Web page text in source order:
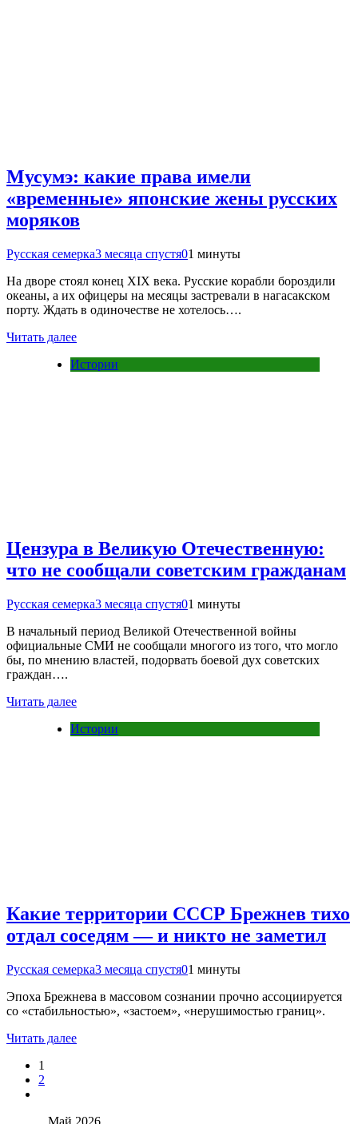
Мусумэ: какие права имели
«временные» японские жены русских
моряков
Русская семерка3 месяца спустя01 минуты
На дворе стоял конец XIX века. Русские корабли бороздили
океаны, а их офицеры на месяцы застревали в нагасакском
порту. Ждать в одиночестве не хотелось….
Читать далее
Истории
Цензура в Великую Отечественную:
что не сообщали советским гражданам
Русская семерка3 месяца спустя01 минуты
В начальный период Великой Отечественной войны
официальные СМИ не сообщали многого из того, что могло
бы, по мнению властей, подорвать боевой дух советских
граждан….
Читать далее
Истории
Какие территории СССР Брежнев тихо
отдал соседям — и никто не заметил
Русская семерка3 месяца спустя01 минуты
Эпоха Брежнева в массовом сознании прочно ассоциируется
со «стабильностью», «застоем», «нерушимостью границ».
Читать далее
1
2
Май 2026